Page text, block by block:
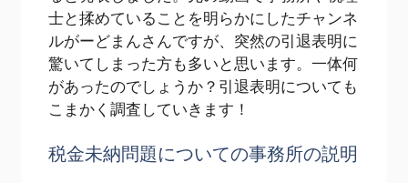
士と揉めていることを明らかにしたチャンネ
ルがーどまんさんですが、突然の引退表明に
驚いてしまった方も多いと思います。一体何
があったのでしょうか？引退表明についても
こまかく調査していきます！
税金未納問題についての事務所の説明